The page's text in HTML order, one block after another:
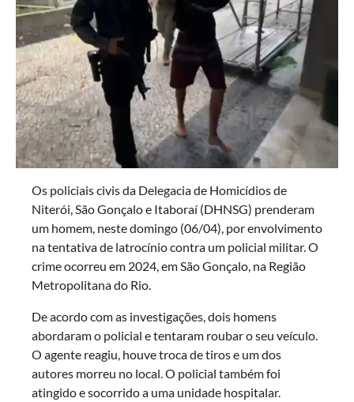
Os policiais civis da Delegacia de Homicídios de
Niterói, São Gonçalo e Itaboraí (DHNSG) prenderam
um homem, neste domingo (06/04), por envolvimento
na tentativa de latrocínio contra um policial militar. O
crime ocorreu em 2024, em São Gonçalo, na Região
Metropolitana do Rio.
De acordo com as investigações, dois homens
abordaram o policial e tentaram roubar o seu veículo.
O agente reagiu, houve troca de tiros e um dos
autores morreu no local. O policial também foi
atingido e socorrido a uma unidade hospitalar.